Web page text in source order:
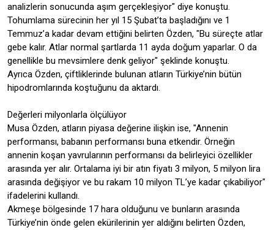
analizlerin sonucunda aşım gerçekleşiyor" diye konuştu.
Tohumlama sürecinin her yıl 15 Şubat’ta başladığını ve 1
Temmuz’a kadar devam ettiğini belirten Özden, "Bu süreçte atlar
gebe kalır. Atlar normal şartlarda 11 ayda doğum yaparlar. O da
genellikle bu mevsimlere denk geliyor" şeklinde konuştu.
Ayrıca Özden, çiftliklerinde bulunan atların Türkiye’nin bütün
hipodromlarında koştuğunu da aktardı.
Değerleri milyonlarla ölçülüyor
Musa Özden, atların piyasa değerine ilişkin ise, "Annenin
performansı, babanın performansı buna etkendir. Örneğin
annenin koşan yavrularının performansı da belirleyici özellikler
arasında yer alır. Ortalama iyi bir atın fiyatı 3 milyon, 5 milyon lira
arasında değişiyor ve bu rakam 10 milyon TL’ye kadar çıkabiliyor"
ifadelerini kullandı.
Akmeşe bölgesinde 17 hara olduğunu ve bunların arasında
Türkiye’nin önde gelen ekürilerinin yer aldığını belirten Özden,